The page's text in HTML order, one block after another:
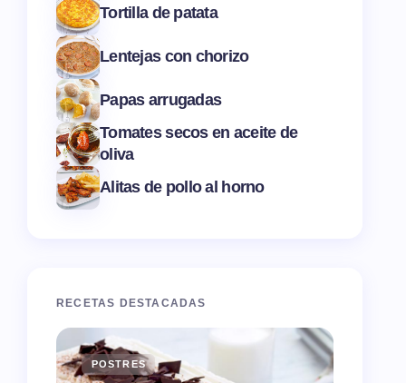
Tortilla de patata
Lentejas con chorizo
Papas arrugadas
Tomates secos en aceite de
oliva
Alitas de pollo al horno
RECETAS DESTACADAS
POSTRES